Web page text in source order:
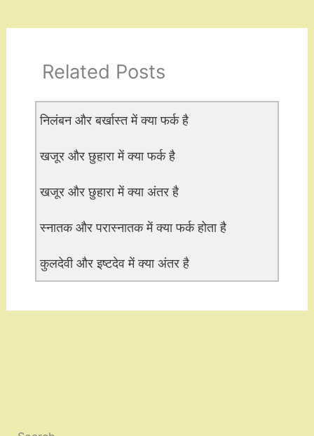
Related Posts
निलंबन और बर्खास्त में क्या फर्क है
खजूर और छुहारा में क्या फर्क है
खजूर और छुहारा में क्या अंतर है
स्नातक और परास्नातक में क्या फर्क होता है
कुलदेवी और इष्टदेव में क्या अंतर है